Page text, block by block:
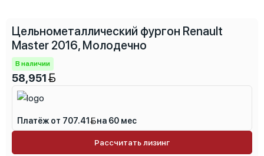
Цельнометаллический фургон Renault
Master 2016, Молодечно
В наличии
58,951
Платёж от 707.41 на 60 мес
Рассчитать лизинг